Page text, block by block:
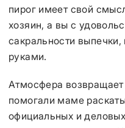
пирог имеет свой
хозяин, а вы с
сакральности
руками.
Атмосфера возвращает
помогали маме
официальных и